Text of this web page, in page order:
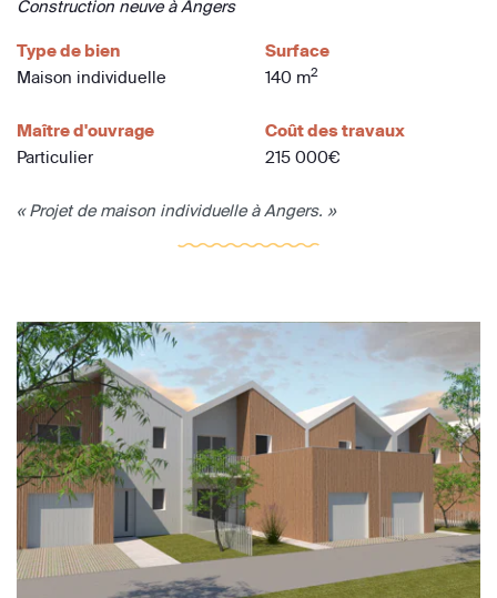
Construction neuve à Angers
Type de bien
Maison individuelle
Surface
140 m2
Maître d'ouvrage
Particulier
Coût des travaux
215 000€
« Projet de maison individuelle à Angers. »